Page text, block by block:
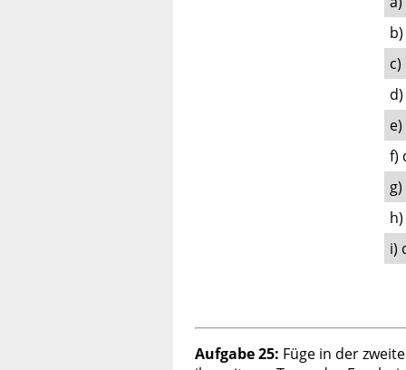
f)
i)
Aufgabe 25: Füge in der